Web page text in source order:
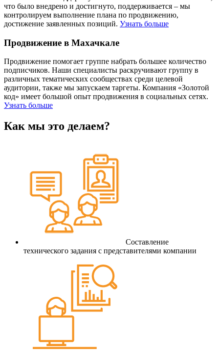
что было внедрено и достигнуто, поддерживается – мы
контролируем выполнение плана по продвижению,
достижение заявленных позиций. Узнать больше
Продвижение в Махачкале
Продвижение помогает группе набрать большее количество
подписчиков. Наши специалисты раскручивают группу в
различных тематических сообществах среди целевой
аудитории, также мы запускаем таргеты. Компания «Золотой
код» имеет большой опыт продвижения в социальных сетях.
Узнать больше
Как мы это делаем?
Составление
технического задания с представителями компании